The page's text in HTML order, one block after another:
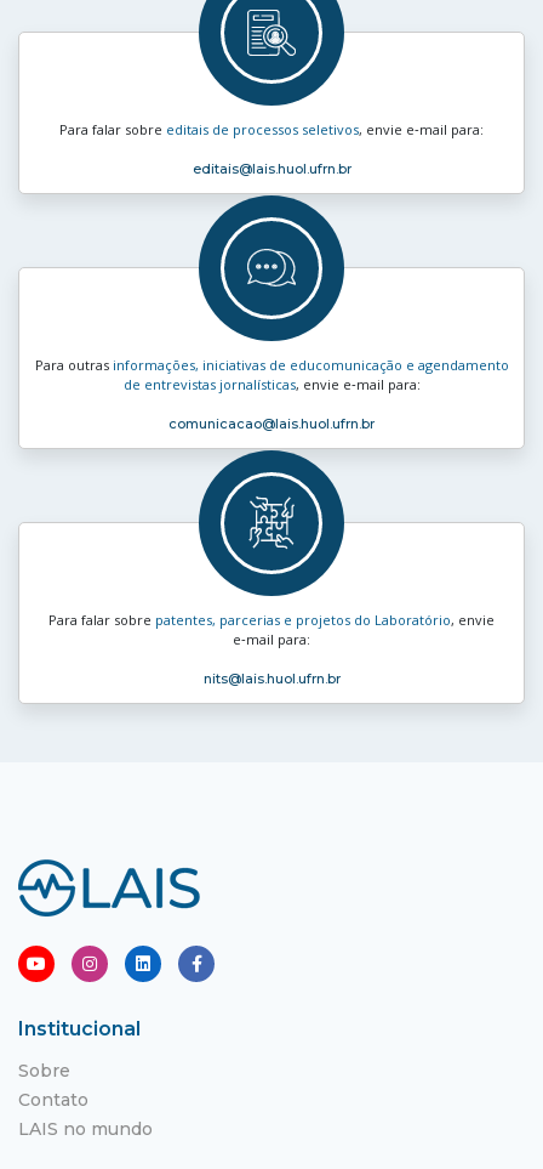
Para falar sobre editais de processos seletivos, envie e‑mail para:
editais@lais.huol.ufrn.br
Para outras informações, iniciativas de educomunicação e agendamento
de entrevistas jornalísticas, envie e‑mail para:
comunicacao@lais.huol.ufrn.br
Para falar sobre patentes, parcerias e projetos do Laboratório, envie
e‑mail para:
nits@lais.huol.ufrn.br
Institucional
Sobre
Contato
LAIS no mundo